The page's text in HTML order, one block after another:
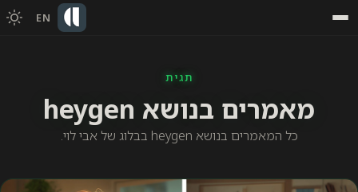
EN
תגית
מאמרים בנושא heygen
כל המאמרים בנושא heygen בבלוג של אבי לוי.